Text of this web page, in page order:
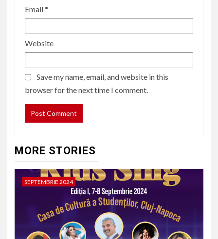
Email*
Website
Save my name, email, and website in this
browser for the next time I comment.
MORE STORIES
SEPTEMBRIE 2024